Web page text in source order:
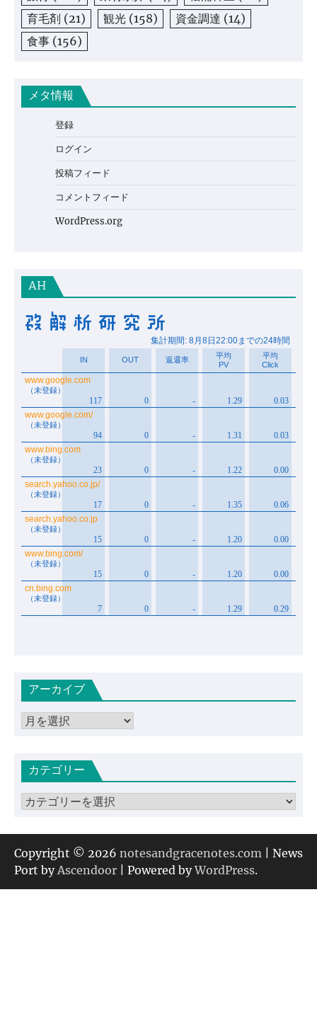
育毛剤 (21) 観光 (158) 資金調達 (14)
食事 (156)
メタ情報
登録
ログイン
投稿フィード
コメントフィード
WordPress.org
AH
アーカイブ
ア
イカテゴリー
カ
ゴ
リ
ー
Copyright © 2026 notesandgracenotes.com | News
Port by Ascendoor | Powered byWordPress.